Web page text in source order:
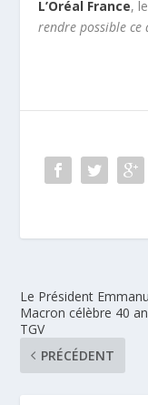
L’Oréal France,
rendre possible ce
Le Président
Macron célèbre 40
TGV
PRÉCÉDENT